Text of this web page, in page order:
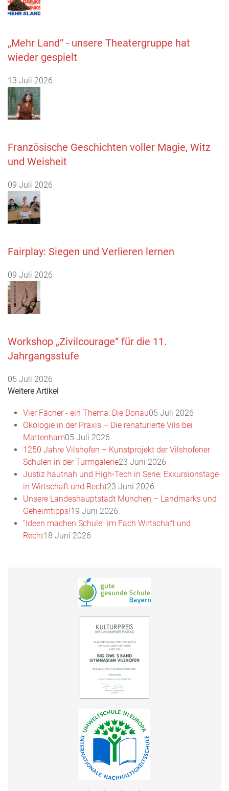
„Mehr Land“ - unsere Theatergruppe hat
wieder gespielt
13 Juli 2026
Französische Geschichten voller Magie, Witz
und Weisheit
09 Juli 2026
Fairplay: Siegen und Verlieren lernen
09 Juli 2026
Workshop „Zivilcourage“ für die 11.
Jahrgangsstufe
05 Juli 2026
Weitere Artikel
Vier Fächer - ein Thema: Die Donau05 Juli 2026
Ökologie in der Praxis – Die renaturierte Vils bei
Mattenham05 Juli 2026
1250 Jahre Vilshofen – Kunstprojekt der Vilshofener
Schulen in der Turmgalerie23 Juni 2026
Justiz hautnah und High-Tech in Serie: Exkursionstage
in Wirtschaft und Recht23 Juni 2026
Unsere Landeshauptstadt München – Landmarks und
Geheimtipps!19 Juni 2026
"Ideen machen Schule" im Fach Wirtschaft und
Recht18 Juni 2026